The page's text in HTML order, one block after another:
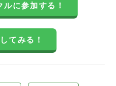
ルに参加する！
てみる！